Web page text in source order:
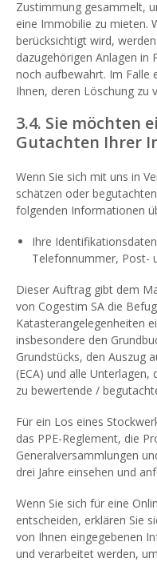
Zustimmung gesammelt,
eine Immobilie zu mieten.
berücksichtigt wird,
dazugehörigen Anlagen in
noch aufbewahrt. Im Falle
Ihnen, deren Löschung zu
3.4. Sie möchten
Gutachten Ihrer
Wenn Sie sich mit uns in
schätzen oder
folgenden Informationen
Ihre
Telefonnummer, Post-
Dieser Auftrag gibt dem
von Cogestim SA die
Katasterangelegenheiten
insbesondere den
Grundstücks, den Auszug
(ECA) und alle
zu bewertende /
Für ein Los eines
das PPE-Reglement, die
Generalversammlungen
drei Jahre einsehen und
Wenn Sie sich für eine
entscheiden, erklären Sie
von Ihnen eingegebenen
und verarbeitet werden,